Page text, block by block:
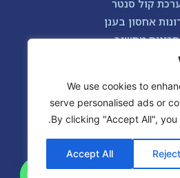
We use cookies to
serve personalised ads or
By clicking "Accept All",
Accept All
קול סנטר
אחסון בענן
מחשוב
ומרכזיות